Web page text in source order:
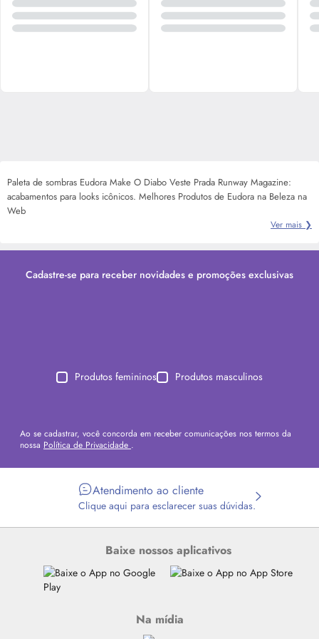
Paleta de sombras Eudora Make O Diabo Veste Prada Runway Magazine:
acabamentos para looks icônicos. Melhores Produtos de Eudora na Beleza na
Web
Ver mais ❯
Cadastre-se para receber novidades e promoções exclusivas
Produtos femininos Produtos masculinos
Ao se cadastrar, você concorda em receber comunicações nos termos da
nossa Política de Privacidade .
Atendimento ao cliente
Clique aqui para esclarecer suas dúvidas.
Baixe nossos aplicativos
Na mídia